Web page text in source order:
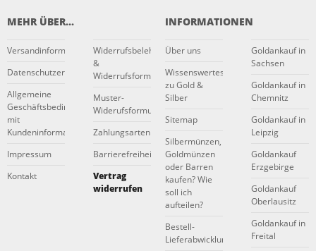
MEHR ÜBER...
Versandinformationen
Datenschutzerklärung
Allgemeine
Geschäftsbedingungen
mit
Kundeninformationen
Impressum
Kontakt
Widerrufsbelehrung
&
Widerrufsformular
Muster-
Widerufsformular
Zahlungsarten
Barrierefreiheitserklärung
Vertrag
widerrufen
INFORMATIONEN
Über uns
Wissenswertes
zu Gold &
Silber
Sitemap
Silbermünzen,
Goldmünzen
oder Barren
kaufen? Wie
soll ich
aufteilen?
Bestell-
Lieferabwicklung
Goldankauf in
Sachsen
Goldankauf in
Chemnitz
Goldankauf in
Leipzig
Goldankauf
Erzgebirge
Goldankauf
Oberlausitz
Goldankauf in
Freital